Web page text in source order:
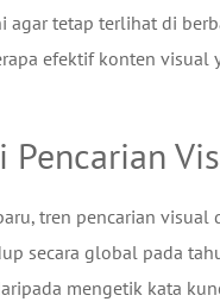
tetap terlihat di
efektif konten
Pencarian
tren pencarian
secara global pada
mengetik kata